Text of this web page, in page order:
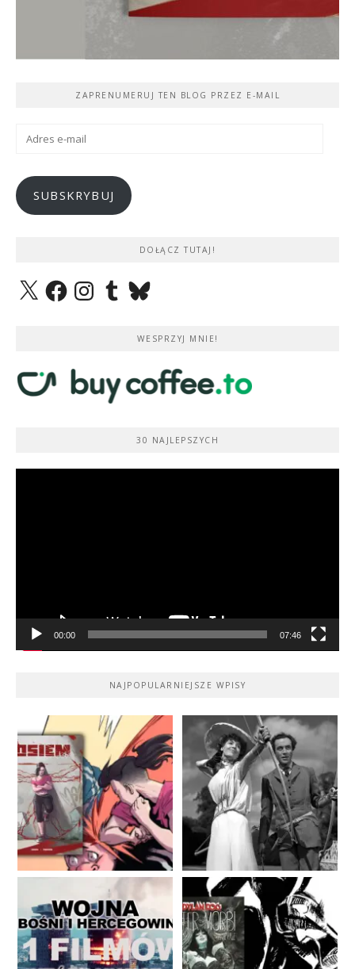
ZAPRENUMERUJ TEN BLOG PRZEZ E-MAIL
SUBSKRYBUJ
DOŁĄCZ TUTAJ!
X FacebookInstagramTumblrBluesky
WESPRZYJ MNIE!
30 NAJLEPSZYCH
00:00 07:46
NAJPOPULARNIEJSZE WPISY